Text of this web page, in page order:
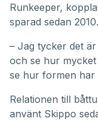
Runkeeper,
sparad sedan 2010.
– Jag tycker det
och se hur
se hur formen har
Relationen till
använt Skippo